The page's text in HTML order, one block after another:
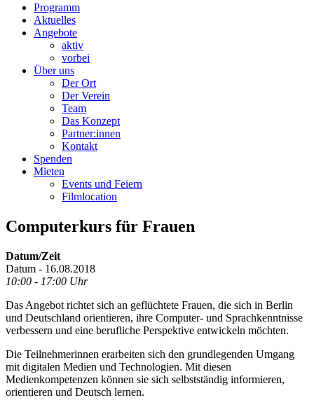
Programm
Aktuelles
Angebote
aktiv
vorbei
Über uns
Der Ort
Der Verein
Team
Das Konzept
Partner:innen
Kontakt
Spenden
Mieten
Events und Feiern
Filmlocation
Computerkurs für Frauen
Datum/Zeit
Datum - 16.08.2018
10:00 - 17:00 Uhr
Das Angebot richtet sich an geflüchtete Frauen, die sich in Berlin
und Deutschland orientieren, ihre Computer- und Sprachkenntnisse
verbessern und eine berufliche Perspektive entwickeln möchten.
Die Teilnehmerinnen erarbeiten sich den grundlegenden Umgang
mit digitalen Medien und Technologien. Mit diesen
Medienkompetenzen können sie sich selbstständig informieren,
orientieren und Deutsch lernen.